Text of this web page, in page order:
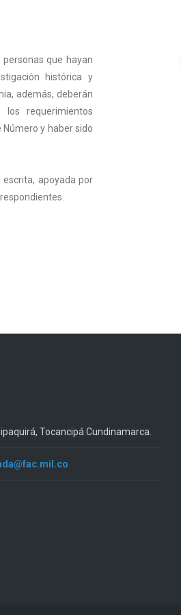
que hayan
histórica y
además, deberán
requerimientos
y haber sido
apoyada por
Tocancipá Cundinamarca.